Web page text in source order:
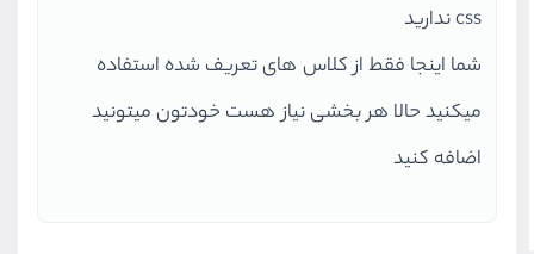
css ندارید
شما اینجا فقط از کلاس های تعریف شده استفاده
میکنید حالا هر بخشی نیاز هست خودتون میتونید
اضافه کنید